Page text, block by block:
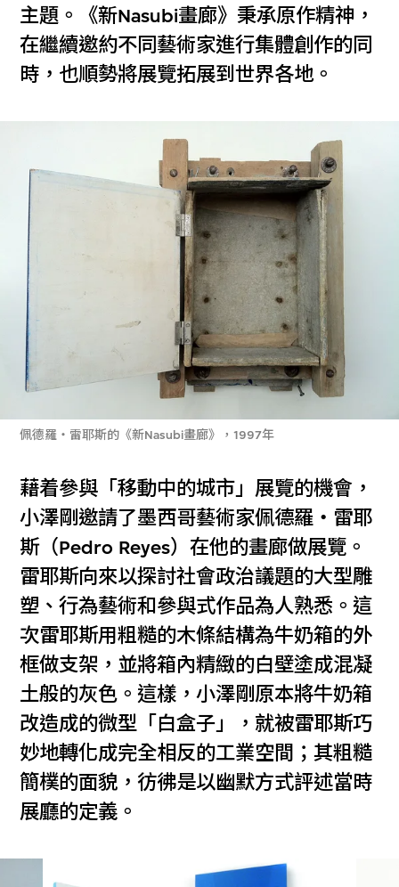
主題。《新Nasubi畫廊》秉承原作精神，
在繼續邀約不同藝術家進行集體創作的同
時，也順勢將展覽拓展到世界各地。
佩德羅‧雷耶斯的《新Nasubi畫廊》，1997年
藉着參與「移動中的城市」展覽的機會，
小澤剛邀請了墨西哥藝術家佩德羅‧雷耶
斯（Pedro Reyes）在他的畫廊做展覽。
雷耶斯向來以探討社會政治議題的大型雕
塑、行為藝術和參與式作品為人熟悉。這
次雷耶斯用粗糙的木條結構為牛奶箱的外
框做支架，並將箱內精緻的白壁塗成混凝
土般的灰色。這樣，小澤剛原本將牛奶箱
改造成的微型「白盒子」，就被雷耶斯巧
妙地轉化成完全相反的工業空間；其粗糙
簡樸的面貌，彷彿是以幽默方式評述當時
展廳的定義。